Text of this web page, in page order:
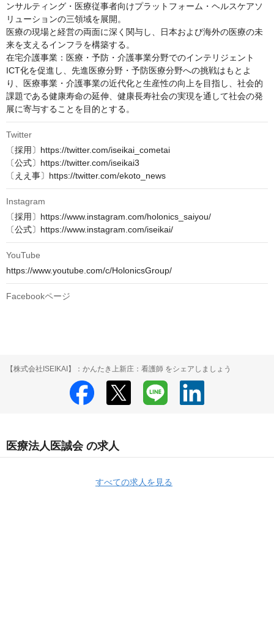
ンサルティング・医療従事者向けプラットフォーム・ヘルスケアソ
リューションの三領域を展開。
医療の現場と経営の両面に深く関与し、日本および海外の医療の未
来を支えるインフラを構築する。
在宅介護事業：医療・予防・介護事業分野でのインテリジェント
ICT化を促進し、先進医療分野・予防医療分野への挑戦はもとよ
り、医療事業・介護事業の近代化と生産性の向上を目指し、社会的
課題である健康寿命の延伸、健康長寿社会の実現を通して社会の発
展に寄与することを目的とする。
Twitter
〔採用〕https://twitter.com/iseikai_cometai
〔公式〕https://twitter.com/iseikai3
〔ええ事〕https://twitter.com/ekoto_news
Instagram
〔採用〕https://www.instagram.com/holonics_saiyou/
〔公式〕https://www.instagram.com/iseikai/
YouTube
https://www.youtube.com/c/HolonicsGroup/
Facebookページ
【株式会社ISEIKAI】：かんたき上新庄：看護師 をシェアしましょう
医療法人医誠会 の求人
すべての求人を見る